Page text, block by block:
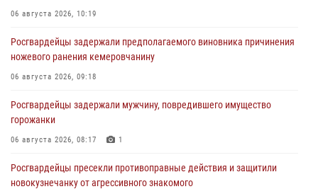
06 августа 2026, 10:19
Росгвардейцы задержали предполагаемого виновника причинения
ножевого ранения кемеровчанину
06 августа 2026, 09:18
Росгвардейцы задержали мужчину, повредившего имущество
горожанки
06 августа 2026, 08:17 1
Росгвардейцы пресекли противоправные действия и защитили
новокузнечанку от агрессивного знакомого